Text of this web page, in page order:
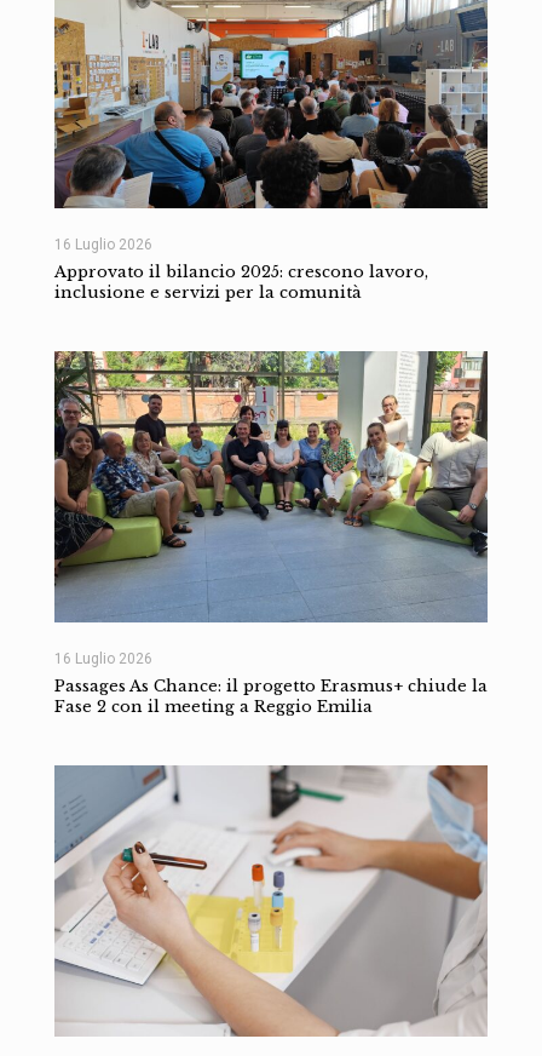
16 Luglio 2026
Approvato il bilancio 2025: crescono lavoro,
inclusione e servizi per la comunità
16 Luglio 2026
Passages As Chance: il progetto Erasmus+ chiude la
Fase 2 con il meeting a Reggio Emilia